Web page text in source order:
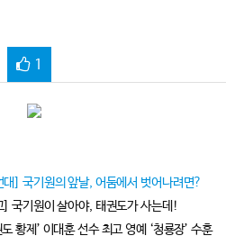
1
대] 국기원의 앞날, 어둠에서 벗어나려면?
] 국기원이 살아야, 태권도가 사는데!
도 황제’ 이대훈 선수 최고 영예 ‘청룡장’ 수훈